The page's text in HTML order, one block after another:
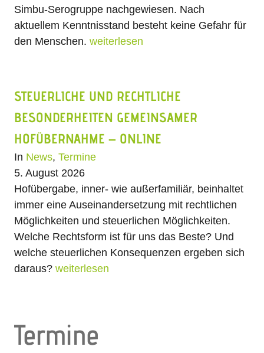
Simbu-Serogruppe nachgewiesen. Nach
aktuellem Kenntnisstand besteht keine Gefahr für
den Menschen. weiterlesen
STEUERLICHE UND RECHTLICHE
BESONDERHEITEN GEMEINSAMER
HOFÜBERNAHME – ONLINE
In News, Termine
5. August 2026
Hofübergabe, inner- wie außerfamiliär, beinhaltet
immer eine Auseinandersetzung mit rechtlichen
Möglichkeiten und steuerlichen Möglichkeiten.
Welche Rechtsform ist für uns das Beste? Und
welche steuerlichen Konsequenzen ergeben sich
daraus?weiterlesen
Termine